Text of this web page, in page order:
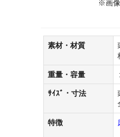
※画像
素材・材質
重量・容量
ｻｲｽﾞ・寸法
特徴